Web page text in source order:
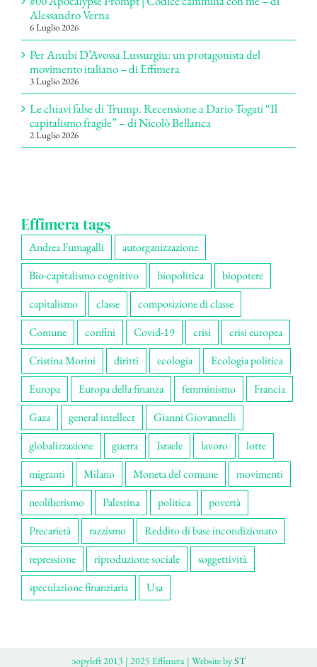
Alessandro Verna
6 Luglio 2026
Per Anubi D’Avossa Lussurgiu: un protagonista del
movimento italiano – di Effimera
3 Luglio 2026
Le chiavi false di Trump. Recensione a Dario Togati “Il
capitalismo fragile” – di Nicolò Bellanca
2 Luglio 2026
Effimera tags
Andrea Fumagalli
autorganizzazione
Bio-capitalismo cognitivo
biopolitica
biopotere
capitalismo
classe
composizione di classe
Comune
confini Covid-19 crisi
crisi europea
Cristina Morini
diritti ecologia
Ecologia politica
Europa
Europa della finanza femminismo
Francia
Gaza
general intellect
Gianni Giovannelli
globalizzazione
guerra Israele lavoro
lotte
migranti
Milano Moneta del comune
movimenti
neoliberismo
Palestina politica
povertà
Precarietà
razzismo
Reddito di base incondizionato
repressione
riproduzione sociale
soggettività
speculazione finanziaria
Usa
ɔopyleft 2013 | 2025 Effimera | Website byST